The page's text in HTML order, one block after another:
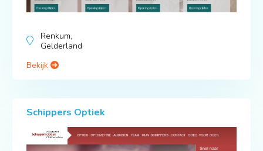
Renkum,
Gelderland
Bekijk
Schippers Optiek